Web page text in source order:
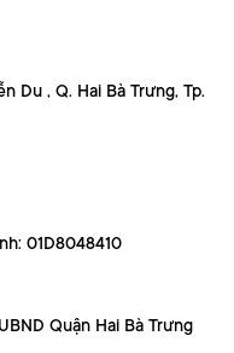
Du , Q. Hai Bà Trưng, Tp.
01D8048410
Quận Hai Bà Trưng